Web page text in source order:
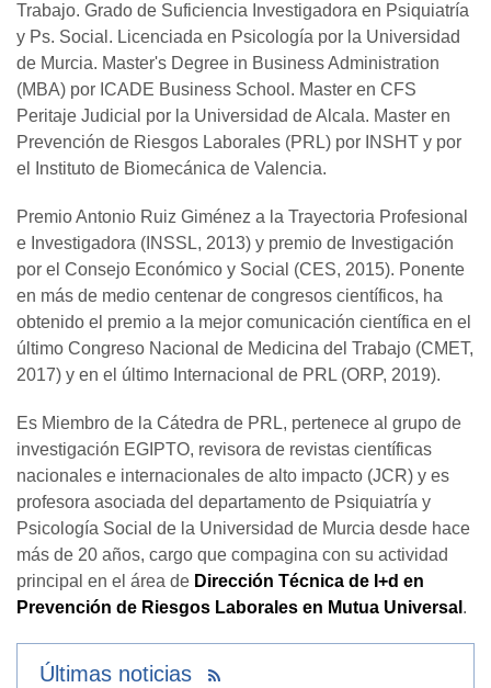
Trabajo. Grado de Suficiencia Investigadora en Psiquiatría
y Ps. Social. Licenciada en Psicología por la Universidad
de Murcia. Master's Degree in Business Administration
(MBA) por ICADE Business School. Master en CFS
Peritaje Judicial por la Universidad de Alcala. Master en
Prevención de Riesgos Laborales (PRL) por INSHT y por
el Instituto de Biomecánica de Valencia.
Premio Antonio Ruiz Giménez a la Trayectoria Profesional
e Investigadora (INSSL, 2013) y premio de Investigación
por el Consejo Económico y Social (CES, 2015). Ponente
en más de medio centenar de congresos científicos, ha
obtenido el premio a la mejor comunicación científica en el
último Congreso Nacional de Medicina del Trabajo (CMET,
2017) y en el último Internacional de PRL (ORP, 2019).
Es Miembro de la Cátedra de PRL, pertenece al grupo de
investigación EGIPTO, revisora de revistas científicas
nacionales e internacionales de alto impacto (JCR) y es
profesora asociada del departamento de Psiquiatría y
Psicología Social de la Universidad de Murcia desde hace
más de 20 años, cargo que compagina con su actividad
principal en el área de Dirección Técnica de I+d en
Prevención de Riesgos Laborales en Mutua Universal .
Últimas noticias